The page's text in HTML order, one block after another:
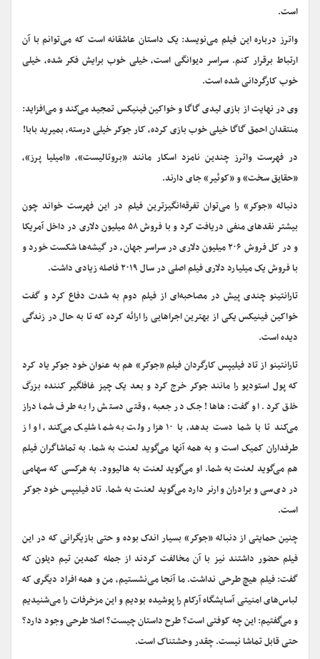
است.
واترز درباره این فیلم می‌نویسد: یک داستان عاشقانه است که می‌توانم با آن
ارتباط برقرار کنم. سراسر دیوانگی است، خیلی خوب برایش فکر شده، خیلی
خوب کارگردانی شده است.
وی در نهایت از بازی لیدی گاگا و خواکین فینیکس تمجید می‌کند و می‌افزاید:
منتقدان احمق گاگا خیلی خوب بازی کرده، کار جوکر خیلی درسته، بمیرید بابا!
در فهرست واترز چندین نامزد اسکار مانند «بروتالیست»، «امیلیا پرز»،
«حقایق سخت» و «کوئیر» جای دارند.
دنباله «جوکر» را می‌توان تفرقه‌انگیزترین فیلم در این فهرست خواند چون
بیشتر نقدهای منفی دریافت کرد و با فروش ۵۸ میلیون دلاری در داخل آمریکا
و در کل فروش ۲۰۶ میلیون دلاری در سراسر جهان، در گیشه‌ها شکست خورد و
با فروش یک میلیارد دلاری فیلم اصلی در سال ۲۰۱۹ فاصله زیادی داشت.
تارانتینو چندی پیش در مصاحبه‌ای از فیلم دوم به شدت دفاع کرد و گفت
خواکین فینیکس یکی از بهترین اجراهایی را ارائه کرده که تا به حال در زندگی
دیده است.
تارانتینو از تاد فیلیپس کارگردان فیلم «جوکر» هم به عنوان خود جوکر یاد کرد
که پول استودیو را مانند جوکر خرج کرد و بعد یک چیز غافلگیر کننده بزرگ
خلق کرد. او گفت: هاها! جک در جعبه، وقتی دستش را به طرف شما دراز
می‌کند تا با شما دست بدهد، با ۱۰ هزار ولت به شما شلیک می‌کند، او از
طرفداران کمیک است و به همه آنها می‌گوید لعنت به شما. به تماشاگران فیلم
هم می‌گوید لعنت به شما. او می‌گوید لعنت به هالیوود. به هرکسی که سهامی
در دی‌سی و برادران وارنر دارد می‌گوید لعنت به شما. تاد فیلیپس خود جوکر
است.
چنین حمایتی از دنباله «جوکر» بسیار اندک بوده و حتی بازیگرانی که در این
فیلم حضور داشتند نیز با آن مخالفت کردند از جمله کمدین تیم دیلون که
گفت: فیلم هیچ طرحی نداشت. ما آنجا می‌نشستیم، من و همه افراد دیگری که
لباس‌های امنیتی آسایشگاه آرکام را پوشیده بودیم و این مزخرفات را می‌شنیدیم
و می‌گفتیم: این چه کوفتی است؟ طرح داستان چیست؟ اصلا طرحی وجود دارد؟
حتی قابل تماشا نیست. چقدر وحشتناک است.